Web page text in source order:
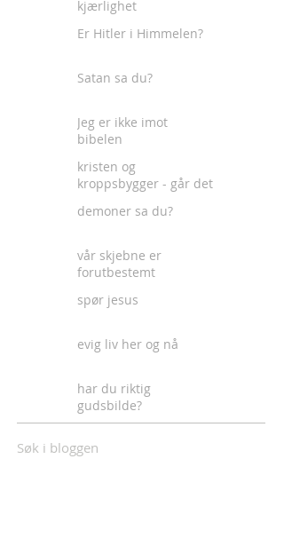
Søk i bloggen
kjærlighet
Er Hitler i Himmelen?
Satan sa du?
Jeg er ikke imot
bibelen
kristen og
kroppsbygger - går det
demoner sa du?
vår skjebne er
forutbestemt
spør jesus
evig liv her og nå
har du riktig
gudsbilde?